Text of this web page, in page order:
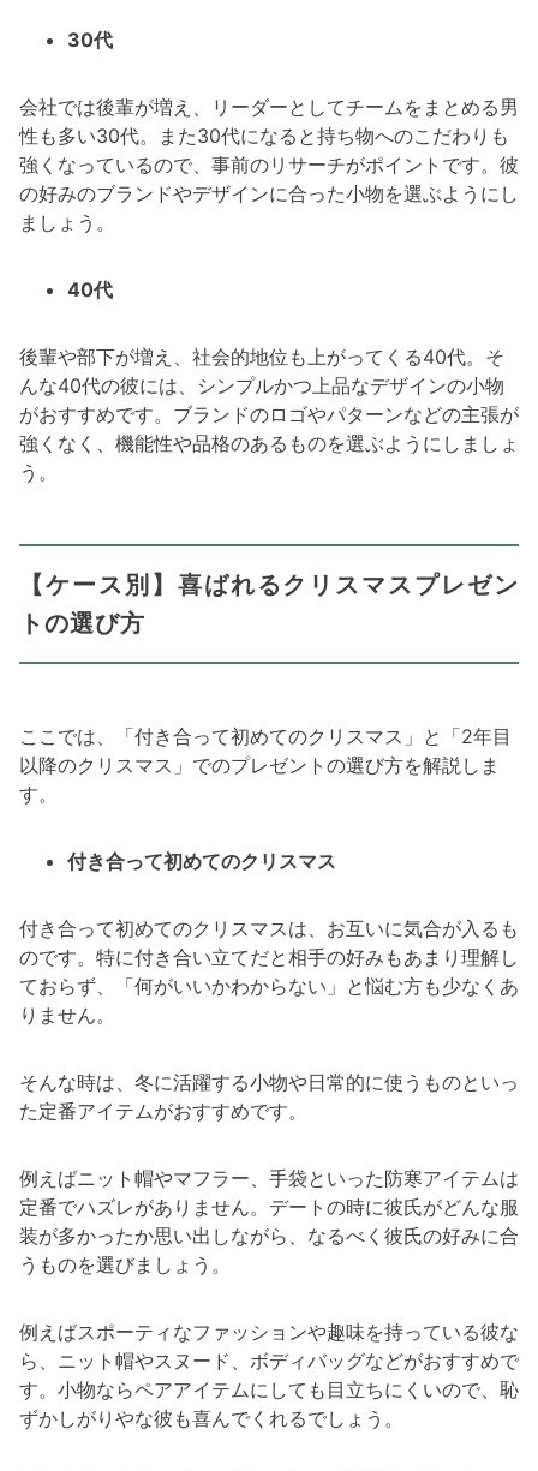
30代
会社では後輩が増え、リーダーとしてチームをまとめる男
性も多い30代。また30代になると持ち物へのこだわりも
強くなっているので、事前のリサーチがポイントです。彼
の好みのブランドやデザインに合った小物を選ぶようにし
ましょう。
40代
後輩や部下が増え、社会的地位も上がってくる40代。そ
んな40代の彼には、シンプルかつ上品なデザインの小物
がおすすめです。ブランドのロゴやパターンなどの主張が
強くなく、機能性や品格のあるものを選ぶようにしましょ
う。
【ケース別】喜ばれるクリスマスプレゼン
トの選び方
ここでは、「付き合って初めてのクリスマス」と「2年目
以降のクリスマス」でのプレゼントの選び方を解説しま
す。
付き合って初めてのクリスマス
付き合って初めてのクリスマスは、お互いに気合が入るも
のです。特に付き合い立てだと相手の好みもあまり理解し
ておらず、「何がいいかわからない」と悩む方も少なくあ
りません。
そんな時は、冬に活躍する小物や日常的に使うものといっ
た定番アイテムがおすすめです。
例えばニット帽やマフラー、手袋といった防寒アイテムは
定番でハズレがありません。デートの時に彼氏がどんな服
装が多かったか思い出しながら、なるべく彼氏の好みに合
うものを選びましょう。
例えばスポーティなファッションや趣味を持っている彼な
ら、ニット帽やスヌード、ボディバッグなどがおすすめで
す。小物ならペアアイテムにしても目立ちにくいので、恥
ずかしがりやな彼も喜んでくれるでしょう。